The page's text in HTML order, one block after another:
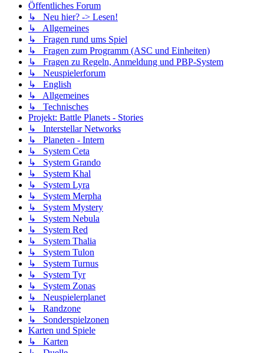
Öffentliches Forum
↳ Neu hier? -> Lesen!
↳ Allgemeines
↳ Fragen rund ums Spiel
↳ Fragen zum Programm (ASC und Einheiten)
↳ Fragen zu Regeln, Anmeldung und PBP-System
↳ Neuspielerforum
↳ English
↳ Allgemeines
↳ Technisches
Projekt: Battle Planets - Stories
↳ Interstellar Networks
↳ Planeten - Intern
↳ System Ceta
↳ System Grando
↳ System Khal
↳ System Lyra
↳ System Merpha
↳ System Mystery
↳ System Nebula
↳ System Red
↳ System Thalia
↳ System Tulon
↳ System Turnus
↳ System Tyr
↳ System Zonas
↳ Neuspielerplanet
↳ Randzone
↳ Sonderspielzonen
Karten und Spiele
↳ Karten